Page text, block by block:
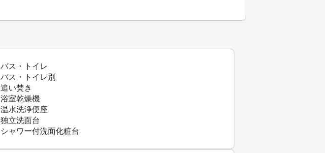
バス・トイレ
バス・トイレ別
追い焚き
浴室乾燥機
温水洗浄便座
独立洗面台
シャワー付洗面化粧台